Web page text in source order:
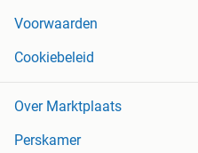
Voorwaarden
Cookiebeleid
Over Marktplaats
Perskamer